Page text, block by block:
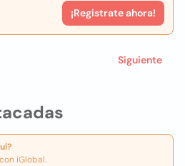
iGlobal.
¡Registrate ahora!
Siguiente